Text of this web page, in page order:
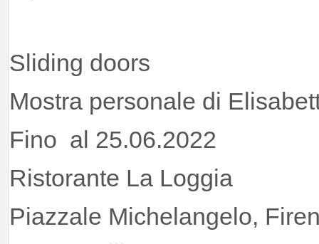
Sliding doors
Mostra personale di
Fino al 25.06.2022
Ristorante La Loggia
Piazzale Michelangelo,